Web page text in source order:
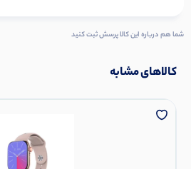
شما هم درباره این کالا پرسش ثبت کنید
کالاهای مشابه